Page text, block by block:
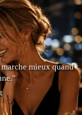
mieux quand